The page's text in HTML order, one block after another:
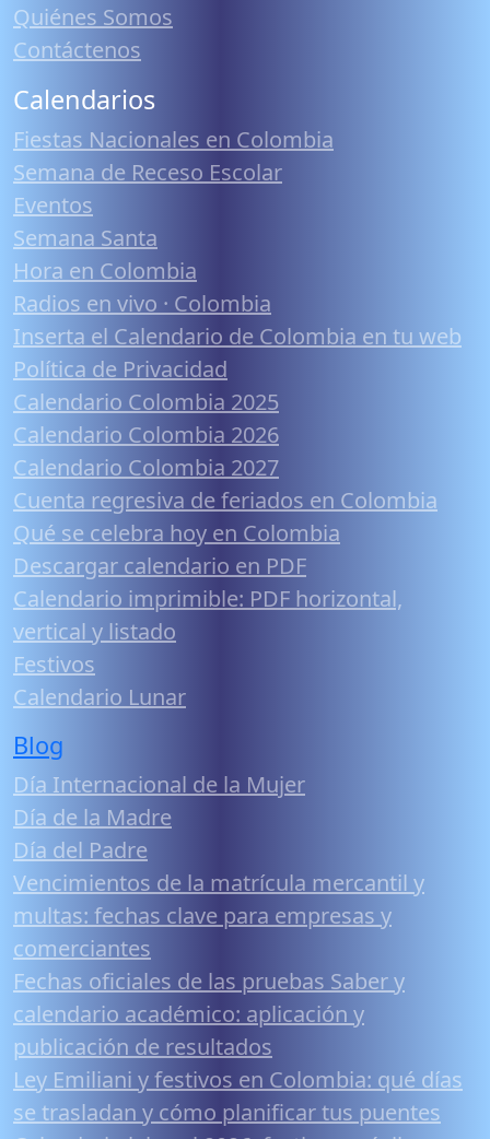
Quiénes Somos
Contáctenos
Calendarios
Fiestas Nacionales en Colombia
Semana de Receso Escolar
Eventos
Semana Santa
Hora en Colombia
Radios en vivo · Colombia
Inserta el Calendario de Colombia en tu web
Política de Privacidad
Calendario Colombia 2025
Calendario Colombia 2026
Calendario Colombia 2027
Cuenta regresiva de feriados en Colombia
Qué se celebra hoy en Colombia
Descargar calendario en PDF
Calendario imprimible: PDF horizontal,
vertical y listado
Festivos
Calendario Lunar
Blog
Día Internacional de la Mujer
Día de la Madre
Día del Padre
Vencimientos de la matrícula mercantil y
multas: fechas clave para empresas y
comerciantes
Fechas oficiales de las pruebas Saber y
calendario académico: aplicación y
publicación de resultados
Ley Emiliani y festivos en Colombia: qué días
se trasladan y cómo planificar tus puentes